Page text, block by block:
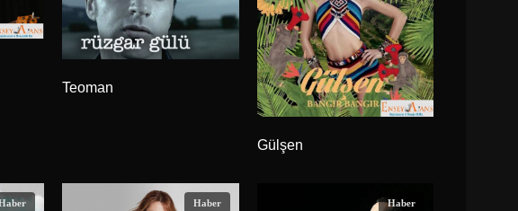
Teoman
Gülşen
Haber Haber